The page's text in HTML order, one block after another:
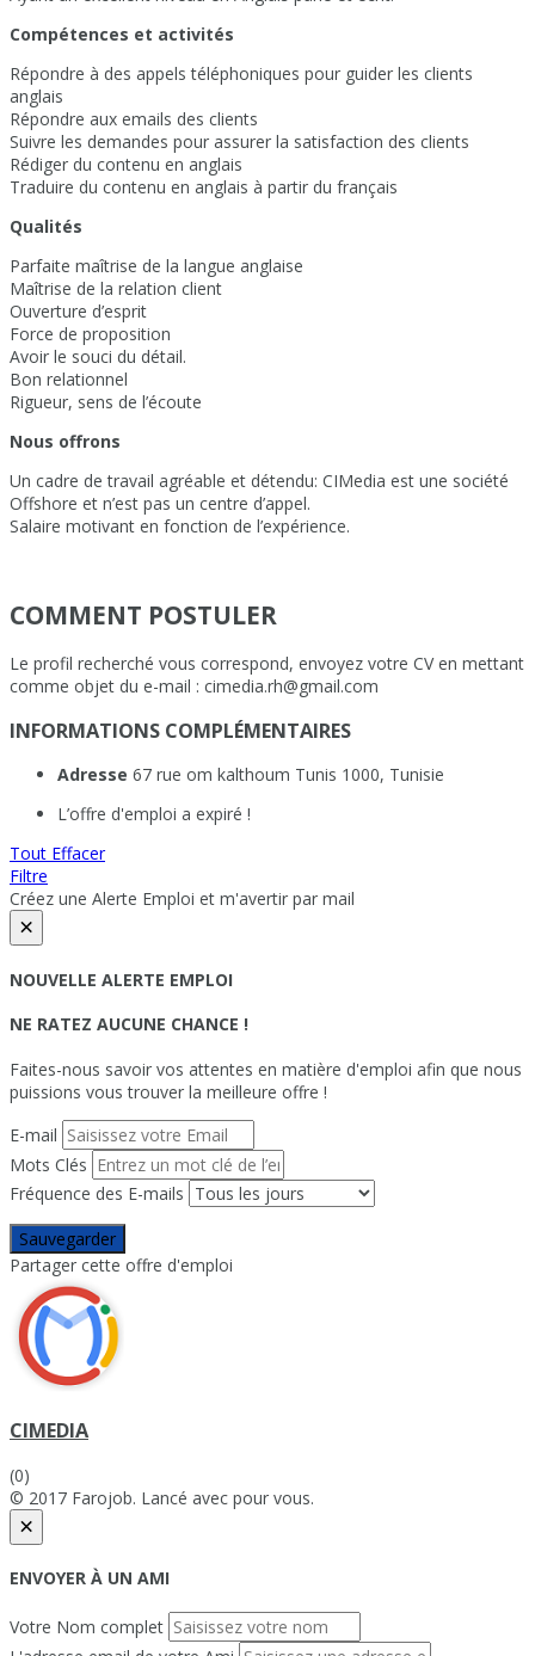
Compétences et activités
Répondre à des appels téléphoniques pour guider les clients
anglais
Répondre aux emails des clients
Suivre les demandes pour assurer la satisfaction des clients
Rédiger du contenu en anglais
Traduire du contenu en anglais à partir du français
Qualités
Parfaite maîtrise de la langue anglaise
Maîtrise de la relation client
Ouverture d’esprit
Force de proposition
Avoir le souci du détail.
Bon relationnel
Rigueur, sens de l’écoute
Nous offrons
Un cadre de travail agréable et détendu: CIMedia est une société
Offshore et n’est pas un centre d’appel.
Salaire motivant en fonction de l’expérience.
COMMENT POSTULER
Le profil recherché vous correspond, envoyez votre CV en mettant
comme objet du e-mail : cimedia.rh@gmail.com
INFORMATIONS COMPLÉMENTAIRES
Adresse 67 rue om kalthoum Tunis 1000, Tunisie
L’offre d'emploi a expiré !
Tout Effacer
Filtre
Créez une Alerte Emploi et m'avertir par mail
×
NOUVELLE ALERTE EMPLOI
NE RATEZ AUCUNE CHANCE !
Faites-nous savoir vos attentes en matière d'emploi afin que nous
puissions vous trouver la meilleure offre !
E-mail
Mots Clés
Fréquence des E-mails
Sauvegarder
Partager cette offre d'emploi
CIMEDIA
(0)
© 2017 Farojob. Lancé avec pour vous.
×
ENVOYER À UN AMI
Votre Nom complet